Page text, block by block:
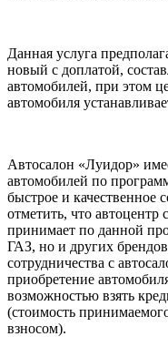
Данная услуга
новый с доплатой,
автомобилей, при этом
автомобиля
Автосалон «Луидор»
автомобилей по
быстрое и качественное
отметить, что
принимает по данной
ГАЗ, но и других
сотрудничества с
приобретение
возможностью взять
(стоимость
взносом).